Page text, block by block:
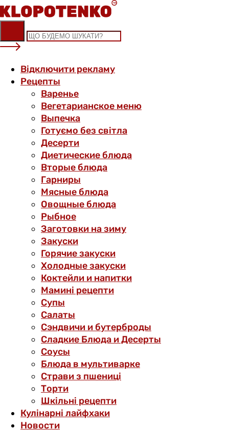
Skip
to
content
Відключити рекламу
Рецепты
Варенье
Вегетарианское меню
Выпечка
Готуємо без світла
Десерти
Диетические блюда
Вторые блюда
Гарниры
Мясные блюда
Овощные блюда
Рыбное
Заготовки на зиму
Закуски
Горячие закуски
Холодные закуски
Коктейли и напитки
Мамині рецепти
Супы
Салаты
Сэндвичи и бутерброды
Сладкие Блюда и Десерты
Соусы
Блюда в мультиварке
Страви з пшениці
Торти
Шкільні рецепти
Кулінарні лайфхаки
Новости